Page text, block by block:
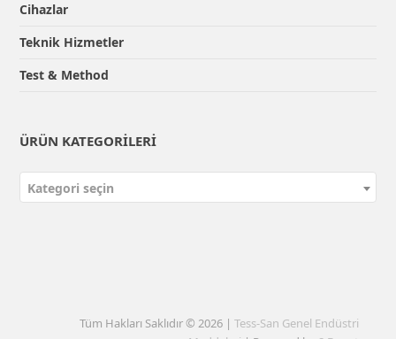
Cihazlar
Teknik Hizmetler
Test & Method
ÜRÜN KATEGORILERI
Kategori seçin
Tüm Hakları Saklıdır © 2026 | Tess-San Genel Endüstri